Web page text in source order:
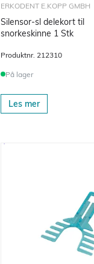
ERKODENT E.KOPP GMBH
Silensor-sl delekort til
snorkeskinne 1 Stk
Produktnr. 212310
På lager
Les mer